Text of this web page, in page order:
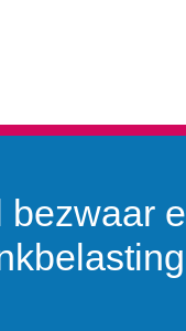
bezwaar